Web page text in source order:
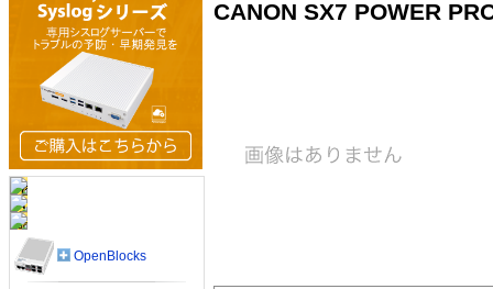
CANON SX7 POWER
OpenBlocks